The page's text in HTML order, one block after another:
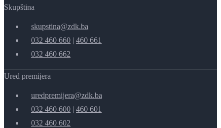
Skupština
skupstina@zdk.ba
032 460 660 | 460 661
032 460 662
Ured premijera
uredpremijera@zdk.ba
032 460 600 | 460 601
032 460 602